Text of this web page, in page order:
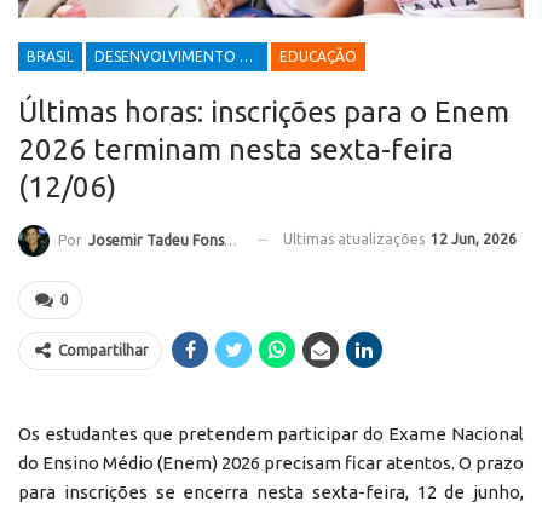
BRASIL DESENVOLVIMENTO ECONÔMICO E SOCIAL EDUCAÇÃO
Últimas horas: inscrições para o Enem
2026 terminam nesta sexta-feira
(12/06)
Por Josemir Tadeu Fonseca Ultimas atualizações 12 Jun, 2026
0
Compartilhar
Os estudantes que pretendem participar do Exame Nacional
do Ensino Médio (Enem) 2026 precisam ficar atentos. O prazo
para inscrições se encerra nesta sexta-feira, 12 de junho,